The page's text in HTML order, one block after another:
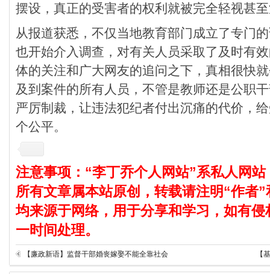
摆设，真正的受害者的权利就被完全轻视甚
从报道获悉，不仅当地教育部门成立了专门
也开始介入调查，对有关人员采取了及时有
体的关注和广大网友的追问之下，真相很快
及到案件的所有人员，不管是教师还是公职
严厉制裁，让违法犯纪者付出沉痛的代价，
个公平。
注意事项：“李丁乔个人网站”系私人网
所有文章属本站原创，转载请注明“作者
均来源于网络，用于分享和学习，如有
一时间处理。
【廉政新语】监督干部婚丧嫁娶不能全靠社会 【